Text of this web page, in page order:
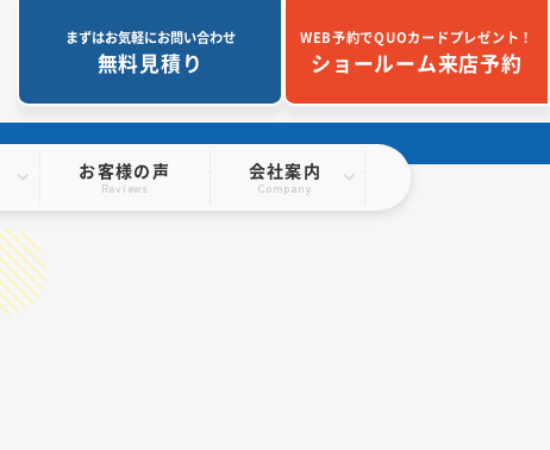
お客様の声
Reviews
会社案内
Company
WEB予約でQUOカードプレゼント！
ショールーム来店予約
まずはお気軽にお問い合わせ
無料見積り